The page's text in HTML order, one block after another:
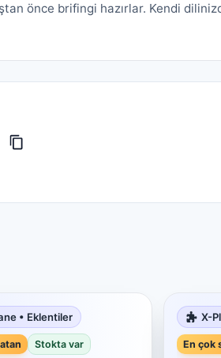
önce brifingi hazırlar. Kendi
• Eklentiler
Stokta var
X-
En çok